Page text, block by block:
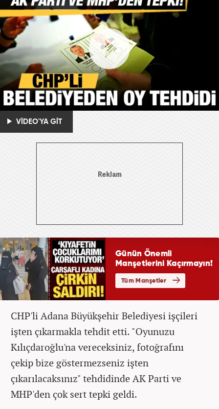
VİDEO'YA GİT
CHP'li Adana Büyükşehir Belediyesi işçileri
işten çıkarmakla tehdit etti. "Oyunuzu
Kılıçdaroğlu'na vereceksiniz, fotoğrafını
çekip bize göstermezseniz işten
çıkarılacaksınız" tehdidinde AK Parti ve
MHP'den çok sert tepki geldi.